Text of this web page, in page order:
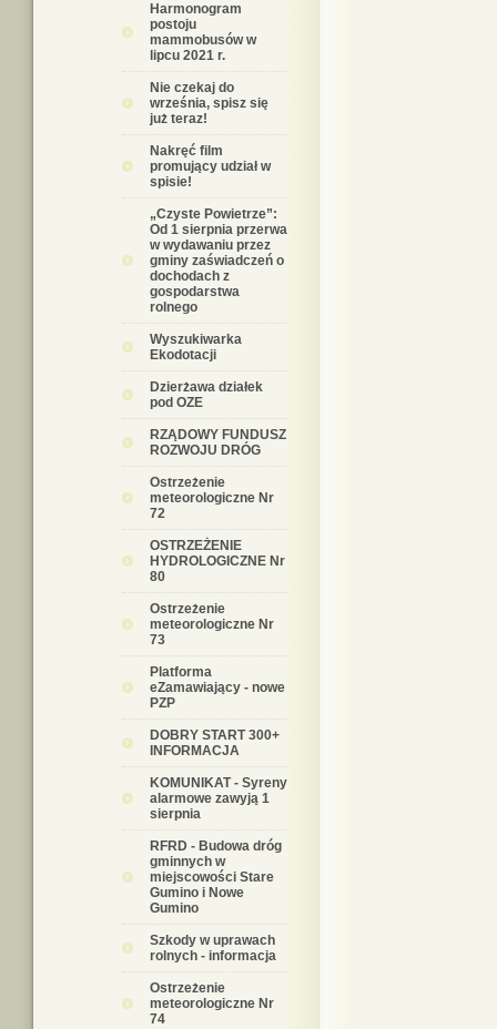
Harmonogram
postoju
mammobusów w
lipcu 2021 r.
Nie czekaj do
września, spisz się
już teraz!
Nakręć film
promujący udział w
spisie!
„Czyste Powietrze”:
Od 1 sierpnia przerwa
w wydawaniu przez
gminy zaświadczeń o
dochodach z
gospodarstwa
rolnego
Wyszukiwarka
Ekodotacji
Dzierżawa działek
pod OZE
RZĄDOWY FUNDUSZ
ROZWOJU DRÓG
Ostrzeżenie
meteorologiczne Nr
72
OSTRZEŻENIE
HYDROLOGICZNE Nr
80
Ostrzeżenie
meteorologiczne Nr
73
Platforma
eZamawiający - nowe
PZP
DOBRY START 300+
INFORMACJA
KOMUNIKAT - Syreny
alarmowe zawyją 1
sierpnia
RFRD - Budowa dróg
gminnych w
miejscowości Stare
Gumino i Nowe
Gumino
Szkody w uprawach
rolnych - informacja
Ostrzeżenie
meteorologiczne Nr
74